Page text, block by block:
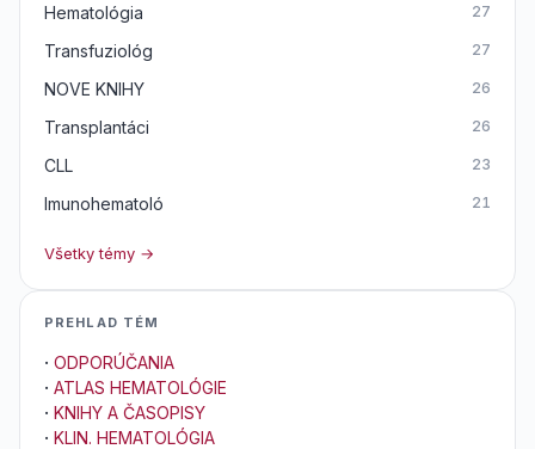
Hematológia 27
Transfuziológ 27
NOVE KNIHY 26
Transplantáci 26
CLL 23
Imunohematoló 21
Všetky témy →
PREHLAD TÉM
· ODPORÚČANIA
· ATLAS HEMATOLÓGIE
· KNIHY A ČASOPISY
· KLIN. HEMATOLÓGIA